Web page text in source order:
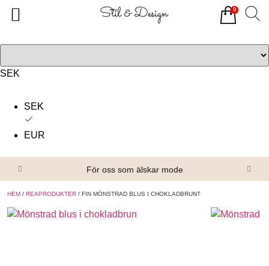
SEK
SEK
EUR
För oss som älskar mode
HEM / REAPRODUKTER / FIN MÖNSTRAD BLUS I CHOKLADBRUNT
0
Alla produkter
Om oss